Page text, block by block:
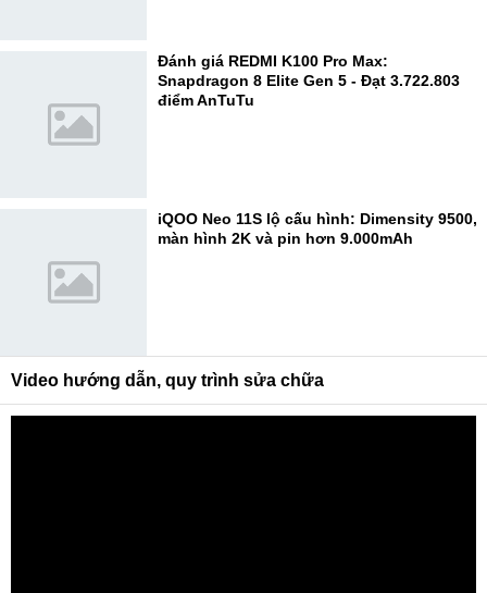
Đánh giá REDMI K100 Pro Max:
Snapdragon 8 Elite Gen 5 - Đạt 3.722.803
điểm AnTuTu
iQOO Neo 11S lộ cấu hình: Dimensity 9500,
màn hình 2K và pin hơn 9.000mAh
Video hướng dẫn, quy trình sửa chữa